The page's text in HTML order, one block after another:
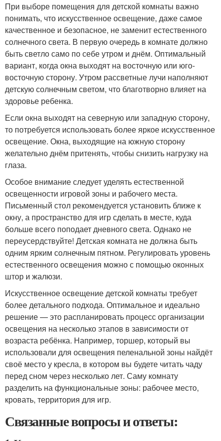
При выборе помещения для детской комнаты важно
понимать, что искусственное освещение, даже самое
качественное и безопасное, не заменит естественного
солнечного света. В первую очередь в комнате должно
быть светло само по себе утром и днём. Оптимальный
вариант, когда окна выходят на восточную или юго-
восточную сторону. Утром рассветные лучи наполняют
детскую солнечным светом, что благотворно влияет на
здоровье ребенка.
Если окна выходят на северную или западную сторону,
то потребуется использовать более яркое искусственное
освещение. Окна, выходящие на южную сторону
желательно днём притенять, чтобы снизить нагрузку на
глаза.
Особое внимание следует уделять естественной
освещенности игровой зоны и рабочего места.
Письменный стол рекомендуется установить ближе к
окну, а пространство для игр сделать в месте, куда
больше всего поподает дневного света. Однако не
переусердствуйте! Детская комната не должна быть
одним ярким солнечным пятном. Регулировать уровень
естественного освещения можно с помощью оконных
штор и жалюзи.
Искусственное освещение детской комнаты требует
более детального подхода. Оптимальное и идеально
решение — это распланировать процесс организации
освещения на несколько этапов в зависимости от
возраста ребёнка. Например, торшер, который вы
использовали для освещения пеленальной зоны найдёт
своё место у кресла, в котором вы будете читать чаду
перед сном через несколько лет. Саму комнату
разделить на функциональные зоны: рабочее место,
кровать, территория для игр.
Связанные вопросы и ответы: